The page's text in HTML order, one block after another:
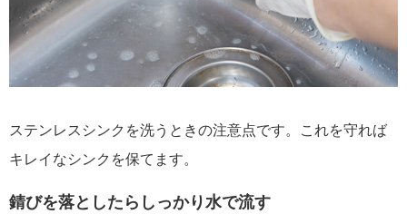
ステンレスシンクを洗うときの注意点です。これを守れば
キレイなシンクを保てます。
錆びを落としたらしっかり水で流す